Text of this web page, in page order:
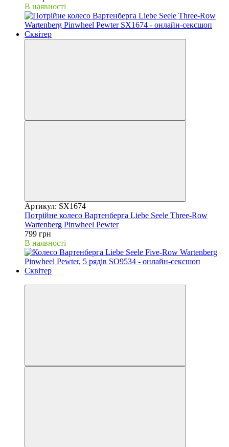
В наявності
Артикул: SX1674
Потрійне колесо Вартенберга Liebe Seele Three-Row
Wartenberg Pinwheel Pewter
799 грн
В наявності